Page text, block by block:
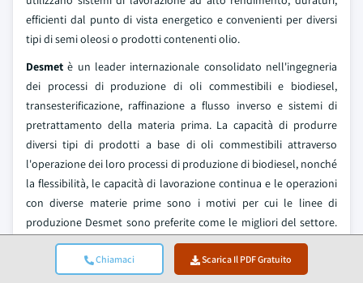
Chiamaci Scarica Il PDF Gratuito
efficienti dal punto di vista energetico e convenienti per diversi
tipi di semi oleosi o prodotti contenenti olio.
Desmet è un leader internazionale consolidato nell'ingegneria
dei processi di produzione di oli commestibili e biodiesel,
transesterificazione, raffinazione a flusso inverso e sistemi di
pretrattamento della materia prima. La capacità di produrre
diversi tipi di prodotti a base di oli commestibili attraverso
l'operazione dei loro processi di produzione di biodiesel, nonché
la flessibilità, le capacità di lavorazione continua e le operazioni
con diverse materie prime sono i motivi per cui le linee di
produzione Desmet sono preferite come le migliori del settore.
Grazie a decenni di esperienza nella tecnologia dei semi oleosi e
delle raffinerie, Desmet dispone degli strumenti necessari per